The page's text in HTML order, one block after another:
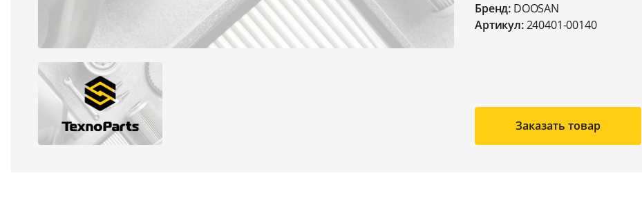
Бренд: DOOSAN
Артикул:240401-00140
Заказать товар